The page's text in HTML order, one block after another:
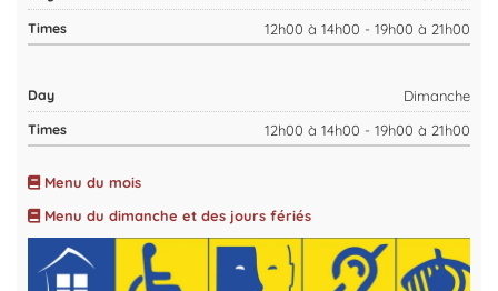
12h00 à 14h00 - 19h00 à 21h00
Dimanche
12h00 à 14h00 - 19h00 à 21h00
Menu du mois
Menu du dimanche et des jours fériés